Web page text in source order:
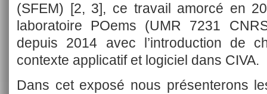
(SFEM) [2, 3], ce travail amorcé en
laboratoire POems (UMR 7231
depuis 2014 avec l’introduction de
contexte applicatif et logiciel dans CIVA.
Dans cet exposé nous présenterons